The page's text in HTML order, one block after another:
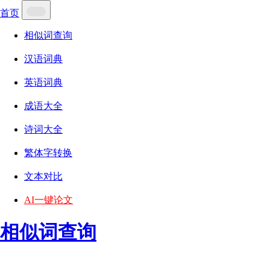
首页
相似词查询
汉语词典
英语词典
成语大全
诗词大全
繁体字转换
文本对比
AI一键论文
相似词查询